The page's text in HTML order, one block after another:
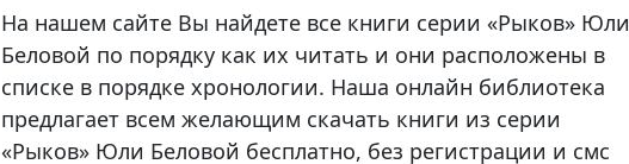
На нашем сайте Вы найдете все книги серии «Рыков» Юли
Беловой по порядку как их читать и они расположены в
списке в порядке хронологии. Наша онлайн библиотека
предлагает всем желающим скачать книги из серии
«Рыков» Юли Беловой бесплатно, без регистрации и смс